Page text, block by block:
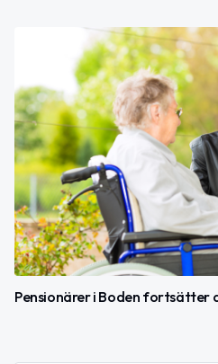
Pensionärer i Boden fortsätter